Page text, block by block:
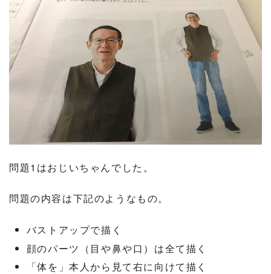
問題1はおじいちゃんでした。
問題の内容は下記のようなもの。
バストアップで描く
顔のパーツ（目や鼻や口）は全て描く
「体を」本人から見て右に向けて描く